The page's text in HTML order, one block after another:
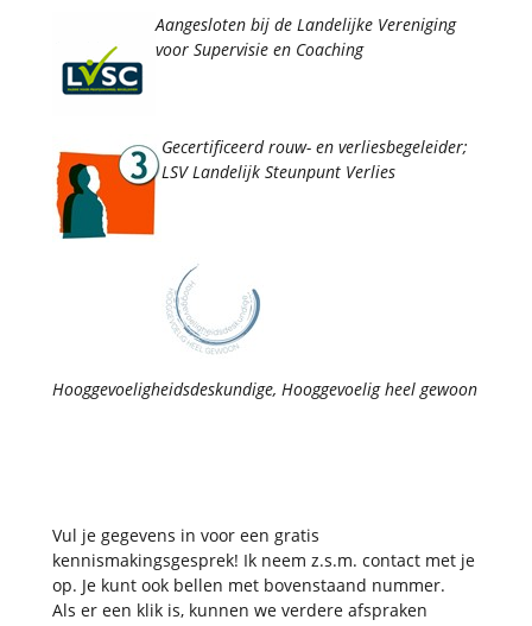
Aangesloten bij de Landelijke Vereniging
voor Supervisie en Coaching
Gecertificeerd rouw- en verliesbegeleider;
LSV Landelijk Steunpunt Verlies
Hooggevoeligheidsdeskundige, Hooggevoelig heel gewoon
Vul je gegevens in voor een gratis
kennismakingsgesprek! Ik neem z.s.m. contact met je
op. Je kunt ook bellen met bovenstaand nummer.
Als er een klik is, kunnen we verdere afspraken